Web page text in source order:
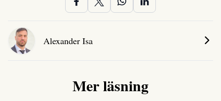
Alexander Isa
Mer läsning